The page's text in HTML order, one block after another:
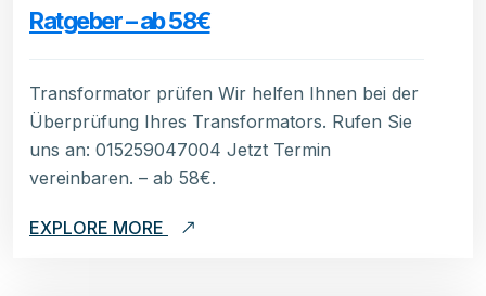
Ratgeber – ab 58€
Transformator prüfen Wir helfen Ihnen bei der
Überprüfung Ihres Transformators. Rufen Sie
uns an: 015259047004 Jetzt Termin
vereinbaren. – ab 58€.
EXPLORE MORE